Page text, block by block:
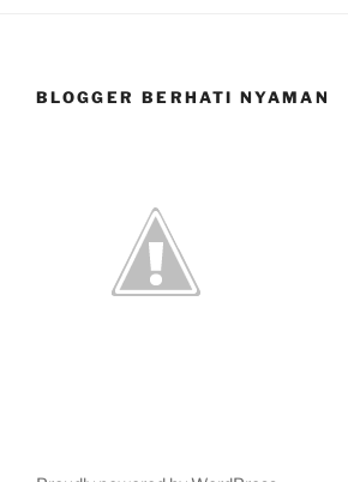
BLOGGER BERHATI NYAMAN